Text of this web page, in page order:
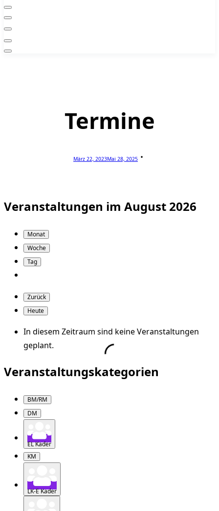
Termine
März 22, 2023Mai 28, 2025
Veranstaltungen im August 2026
Monat
Woche
Tag
Zurück
Heute
In diesem Zeitraum sind keine Veranstaltungen
geplant.
Veranstaltungskategorien
BM/RM
DM
EL Kader
KM
LK-E Kader